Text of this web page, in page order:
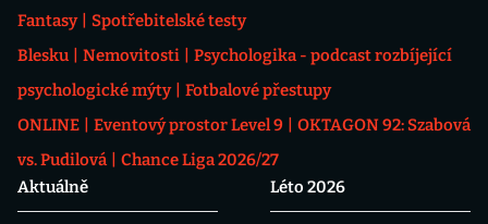
Fantasy
Spotřebitelské testy
Blesku
Nemovitosti
Psychologika - podcast rozbíjející
psychologické mýty
Fotbalové přestupy
ONLINE
Eventový prostor Level 9
OKTAGON 92: Szabová
vs. Pudilová
Chance Liga 2026/27
Aktuálně
Léto 2026